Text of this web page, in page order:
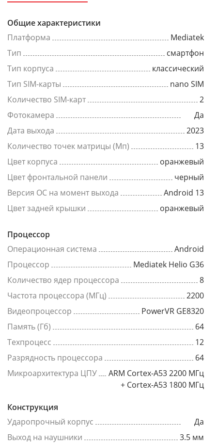
Общие характеристики
Платформа
Mediatek
Тип
смартфон
Тип корпуса
классический
Тип SIM-карты
nano SIM
Количество SIM-карт
2
Фотокамера
Да
Дата выхода
2023
Количество точек матрицы (Мп)
13
Цвет корпуса
оранжевый
Цвет фронтальной панели
черный
Версия ОС на момент выхода
Android 13
Цвет задней крышки
оранжевый
Процессор
Операционная система
Android
Процессор
Mediatek Helio G36
Количество ядер процессора
8
Частота процессора (МГц)
2200
Видеопроцессор
PowerVR GE8320
Память (Гб)
64
Техпроцесс
12
Разрядность процессора
64
Микроархитектура ЦПУ
ARM Cortex-A53 2200 МГц
+ Cortex-A53 1800 МГц
Конструкция
Ударопрочный корпус
Да
Выход на наушники
3.5 мм